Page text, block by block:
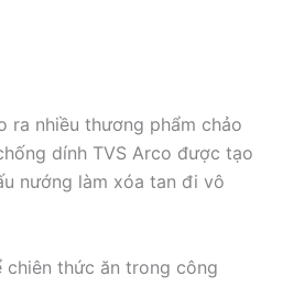
ra nhiều thương phẩm chảo
dính TVS Arco được tạo
nướng làm xóa tan đi vô
chiên thức ăn trong công